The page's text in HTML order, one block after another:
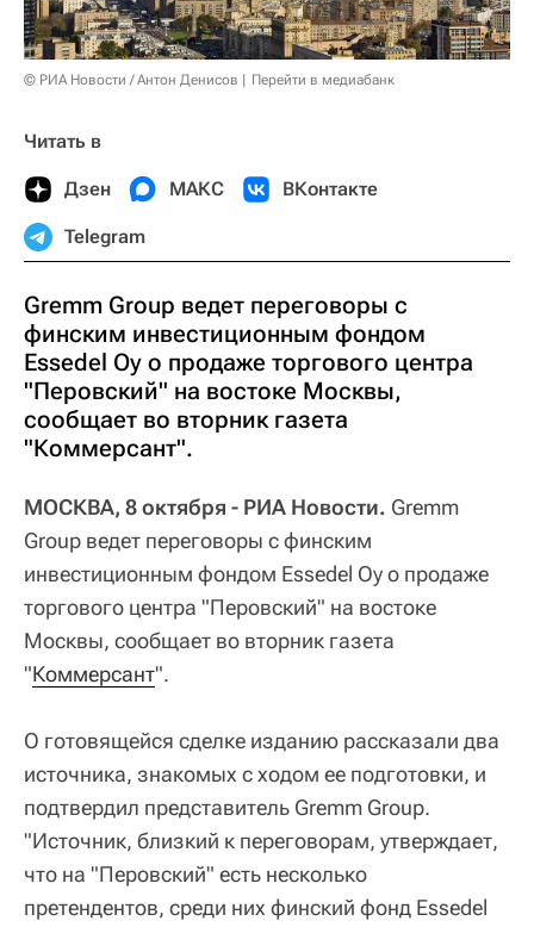
© РИА Новости / Антон Денисов Перейти в медиабанк
Читать в
Дзен МАКС ВКонтакте
Telegram
Gremm Group ведет переговоры с
финским инвестиционным фондом
Essedel Oy о продаже торгового центра
"Перовский" на востоке Москвы,
сообщает во вторник газета
"Коммерсант".
МОСКВА, 8 октября - РИА Новости. Gremm
Group ведет переговоры с финским
инвестиционным фондом Essedel Oy о продаже
торгового центра "Перовский" на востоке
Москвы, сообщает во вторник газета
"Коммерсант".
О готовящейся сделке изданию рассказали два
источника, знакомых с ходом ее подготовки, и
подтвердил представитель Gremm Group.
"Источник, близкий к переговорам, утверждает,
что на "Перовский" есть несколько
претендентов, среди них финский фонд Essedel